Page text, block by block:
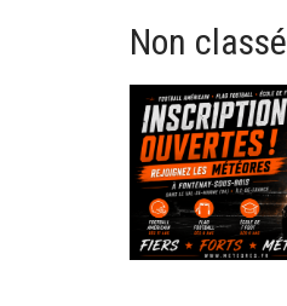
Non classé